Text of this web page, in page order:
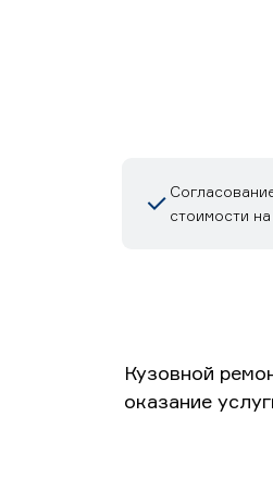
стоимости
Кузовной
оказание